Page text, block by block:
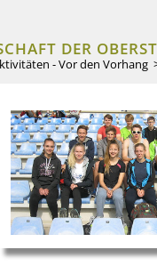
DER
- Vor den Vorhang